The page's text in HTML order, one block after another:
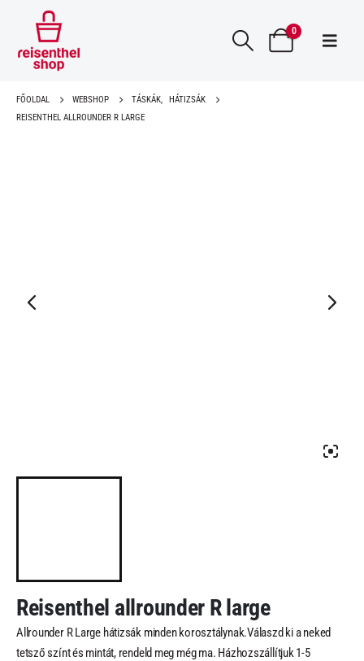
0
FŐOLDAL WEBSHOP TÁSKÁK,
HÁTIZSÁK
REISENTHEL ALLROUNDER R LARGE
Reisenthel allrounder R large
Allrounder R Large hátizsák minden korosztálynak.Válaszd ki a neked
tetsző színt és mintát, rendeld meg még ma. Házhozszállítjuk 1-5